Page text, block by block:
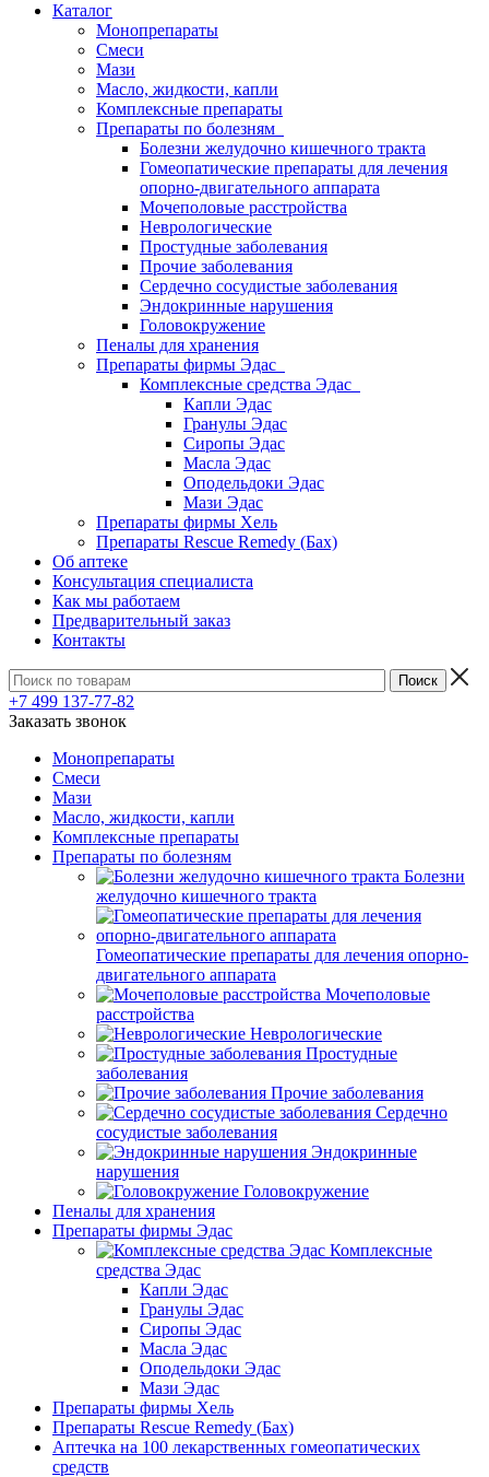
Каталог
Монопрепараты
Смеси
Мази
Масло, жидкости, капли
Комплексные препараты
Препараты по болезням
Болезни желудочно кишечного тракта
Гомеопатические препараты для лечения
опорно-двигательного аппарата
Мочеполовые расстройства
Неврологические
Простудные заболевания
Прочие заболевания
Сердечно сосудистые заболевания
Эндокринные нарушения
Головокружение
Пеналы для хранения
Препараты фирмы Эдас
Комплексные средства Эдас
Капли Эдас
Гранулы Эдас
Сиропы Эдас
Масла Эдас
Оподельдоки Эдас
Мази Эдас
Препараты фирмы Хель
Препараты Rescue Remedy (Бах)
Об аптеке
Консультация специалиста
Как мы работаем
Предварительный заказ
Контакты
+7 499 137-77-82
Заказать звонок
Монопрепараты
Смеси
Мази
Масло, жидкости, капли
Комплексные препараты
Препараты по болезням
Болезни
желудочно кишечного тракта
Гомеопатические препараты для лечения опорно-
двигательного аппарата
Мочеполовые
расстройства
Неврологические
Простудные
заболевания
Прочие заболевания
Сердечно
сосудистые заболевания
Эндокринные
нарушения
Головокружение
Пеналы для хранения
Препараты фирмы Эдас
Комплексные
средства Эдас
Капли Эдас
Гранулы Эдас
Сиропы Эдас
Масла Эдас
Оподельдоки Эдас
Мази Эдас
Препараты фирмы Хель
Препараты Rescue Remedy (Бах)
Аптечка на 100 лекарственных гомеопатических
средств